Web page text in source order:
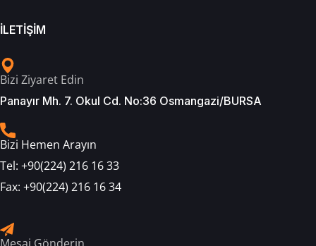
İLETİŞİM
Bizi Ziyaret Edin
Panayır Mh. 7. Okul Cd. No:36 Osmangazi/BURSA
Bizi Hemen Arayın
Tel: +90(224) 216 16 33
Fax: +90(224) 216 16 34